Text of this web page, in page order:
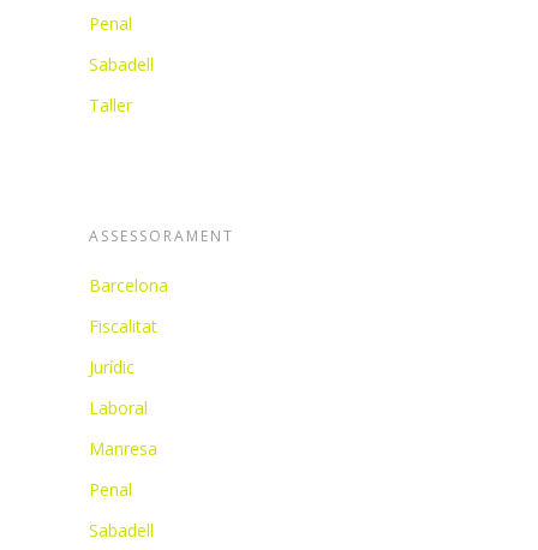
Penal
Sabadell
Taller
ASSESSORAMENT
Barcelona
Fiscalitat
Jurídic
Laboral
Manresa
Penal
Sabadell